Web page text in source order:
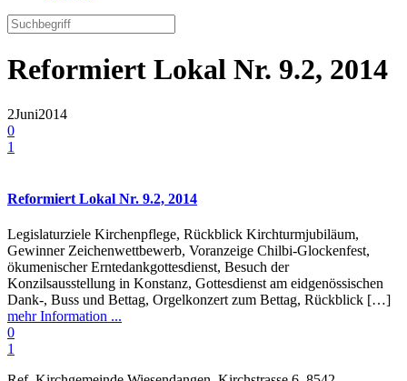
Reformiert Lokal Nr. 9.2, 2014
2Juni2014
0
1
Reformiert Lokal Nr. 9.2, 2014
Legislaturziele Kirchenpflege, Rückblick Kirchturmjubiläum,
Gewinner Zeichenwettbewerb, Voranzeige Chilbi-Glockenfest,
ökumenischer Erntedankgottesdienst, Besuch der
Konzilsausstellung in Konstanz, Gottesdienst am eidgenössischen
Dank-, Buss und Bettag, Orgelkonzert zum Bettag, Rückblick […]
mehr Information ...
0
1